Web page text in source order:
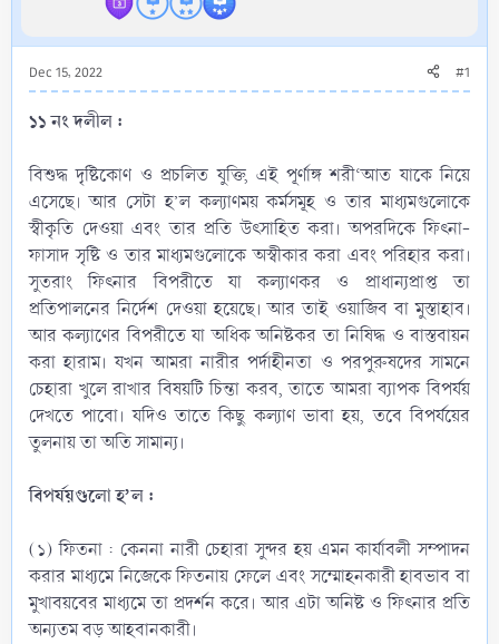
Dec 15, 2022 #1
১১ নং দলীল :
বিশুদ্ধ দৃষ্টিকোণ ও প্রচলিত যুক্তি, এই পূর্ণাঙ্গ শরী‘আত যাকে নিয়ে
এসেছে। আর সেটা হ’ল কল্যাণময় কর্মসমূহ ও তার মাধ্যমগুলোকে
স্বীকৃতি দেওয়া এবং তার প্রতি উৎসাহিত করা। অপরদিকে ফিৎনা-
ফাসাদ সৃষ্টি ও তার মাধ্যমগুলোকে অস্বীকার করা এবং পরিহার করা।
সুতরাং ফিৎনার বিপরীতে যা কল্যাণকর ও প্রাধান্যপ্রাপ্ত তা
প্রতিপালনের নির্দেশ দেওয়া হয়েছে। আর তাই ওয়াজিব বা মুস্তাহাব।
আর কল্যাণের বিপরীতে যা অধিক অনিষ্টকর তা নিষিদ্ধ ও বাস্তবায়ন
করা হারাম। যখন আমরা নারীর পর্দাহীনতা ও পরপুরুষদের সামনে
চেহারা খুলে রাখার বিষয়টি চিন্তা করব, তাতে আমরা ব্যাপক বিপর্যয়
দেখতে পাবো। যদিও তাতে কিছু কল্যাণ ভাবা হয়, তবে বিপর্যয়ের
তুলনায় তা অতি সামান্য।​
বিপর্যয়গুলো হ’ল :
(১) ফিতনা : কেননা নারী চেহারা সুন্দর হয় এমন কার্যাবলী সম্পাদন
করার মাধ্যমে নিজেকে ফিতনায় ফেলে এবং সম্মোহনকারী হাবভাব বা
মুখাবয়বের মাধ্যমে তা প্রদর্শন করে। আর এটা অনিষ্ট ও ফিৎনার প্রতি
অন্যতম বড় আহবানকারী।